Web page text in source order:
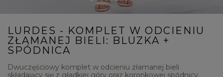
LURDES - KOMPLET W ODCIENIU
ZŁAMANEJ BIELI: BLUZKA +
SPÓDNICA
Dwuczęściowy komplet w odcieniu złamanej bieli
składający się z gładkiej góry oraz koronkowej spódnicy.